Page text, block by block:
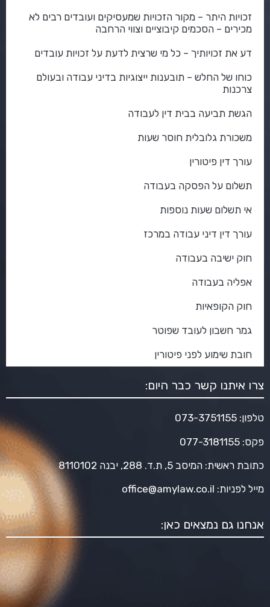
זכויות היתר – מקור הזכויות שמעסיקים ועובדים רבים לא
מכירים – הסכמים קיבוציים וצווי הרחבה
דע את זכויותיך – כל מי שרצית לדעת על זכויות עובדים
כוחו של החלש – תובענות ייצוגיות בדיני עבודה ובעולם
צרכנות
הגשת תביעה בבית דין לעבודה
משכורת גלובלית חוסר שעות
עורך דין פיטורין
תשלום על הפסקה בעבודה
אי תשלום שעות נוספות
עורך דין דיני עבודה במרכז
חוק ישיבה בעבודה
אפליה בעבודה
חוק הקופאיות
גמר חשבון לעובד שפוטר
חובת שימוע לפני פיטורין
צרו איתנו קשר כבר היום:
טלפון: 073-3751155
פקס: 077-3181155
כתובת ראשית: המיסב 5, ת.ד. 288, יבנה 8110102
מייל לפניות: office@amylaw.co.il
אנחנו גם נמצאים כאן: